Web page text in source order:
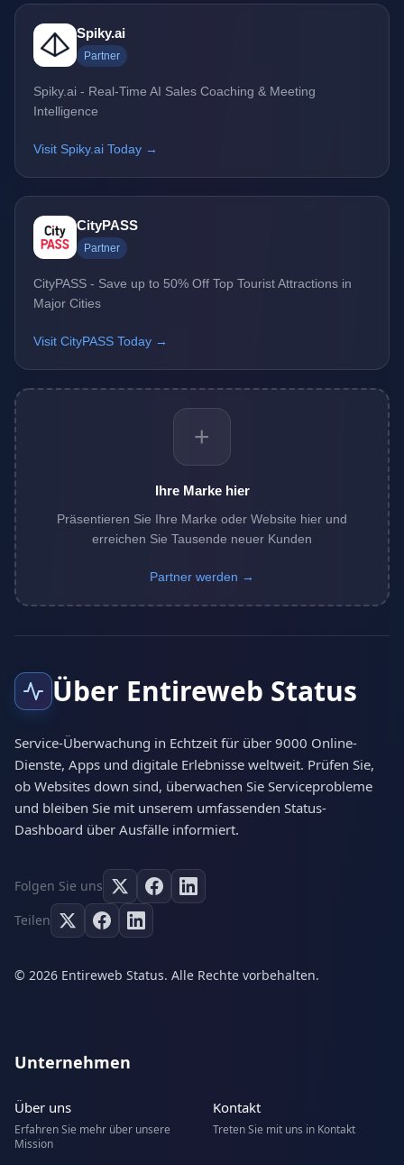
Spiky.ai
Partner
Spiky.ai - Real-Time AI Sales Coaching & Meeting
Intelligence
Visit Spiky.ai Today →
CityPASS
Partner
CityPASS - Save up to 50% Off Top Tourist Attractions in
Major Cities
Visit CityPASS Today →
+
Ihre Marke hier
Präsentieren Sie Ihre Marke oder Website hier und
erreichen Sie Tausende neuer Kunden
Partner werden →
Über Entireweb Status
Service-Überwachung in Echtzeit für über 9000 Online-
Dienste, Apps und digitale Erlebnisse weltweit. Prüfen Sie,
ob Websites down sind, überwachen Sie Serviceprobleme
und bleiben Sie mit unserem umfassenden Status-
Dashboard über Ausfälle informiert.
Folgen Sie uns
Teilen
© 2026 Entireweb Status. Alle Rechte vorbehalten.
Unternehmen
Über uns
Erfahren Sie mehr über unsere
Mission
Kontakt
Treten Sie mit uns in Kontakt